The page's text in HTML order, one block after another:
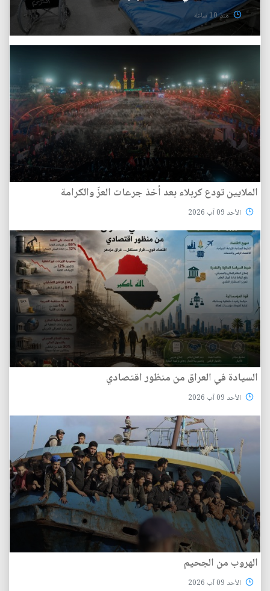
منذ 10 ساعة
الملايين تودع كربلاء بعد أخذ جرعات العزّ والكرامة
الأحد 09 آب 2026
السيادة في العراق من منظور اقتصادي
الأحد 09 آب 2026
الهروب من الجحيم
الأحد 09 آب 2026